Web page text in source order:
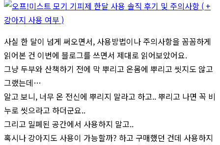
사실 한 달이 넘게 써오면서, 사용방법이나 주의사항을 꼼꼼하게
읽어본 건 이번에 블로그를 쓰면서 제대로 읽어보았어요.
그냥 두부와 산책하기 전에 막 뿌리고 온몸에 뿌리고 씻지도 않고
그랬는데…
알고 보니, 너무 온 전신에 뿌리지 말라고 하고.. 뿌리고 나면 꼭 비
누로 씻으라고 하더군요..
그리고 밀폐된 공간에서 사용하지 말고..
혹시나 강아지도 사용이 가능할까? 하고 구매했던 건데 사용하지